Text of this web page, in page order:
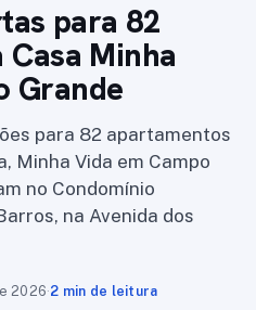
para 82
Minha
Grande
para 82 apartamentos
Minha Vida em Campo
no Condomínio
na Avenida dos
2026·2 min de leitura